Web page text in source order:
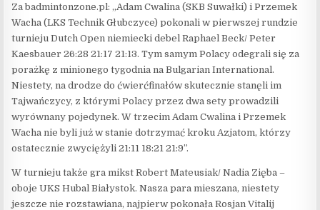
Za badmintonzone.pl: „Adam Cwalina (SKB Suwałki) i Przemek
Wacha (LKS Technik Głubczyce) pokonali w pierwszej rundzie
turnieju Dutch Open niemiecki debel Raphael Beck/ Peter
Kaesbauer 26:28 21:17 21:13. Tym samym Polacy odegrali się za
porażkę z minionego tygodnia na Bulgarian International.
Niestety, na drodze do ćwierćfinałów skutecznie stanęli im
Tajwańczycy, z którymi Polacy przez dwa sety prowadzili
wyrównany pojedynek. W trzecim Adam Cwalina i Przemek
Wacha nie byli już w stanie dotrzymać kroku Azjatom, którzy
ostatecznie zwyciężyli 21:11 18:21 21:9”.
W turnieju także gra mikst Robert Mateusiak/ Nadia Zięba –
oboje UKS Hubal Białystok. Nasza para mieszana, niestety
jeszcze nie rozstawiana, najpierw pokonała Rosjan Vitalij